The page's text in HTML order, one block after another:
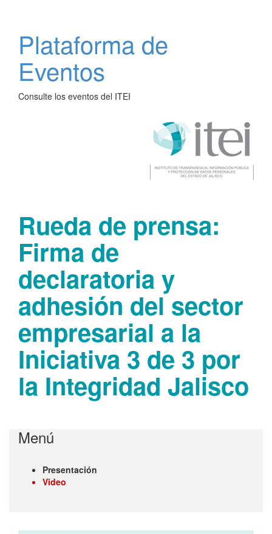
Plataforma de
Eventos
Consulte los eventos del ITEI
Rueda de prensa:
Firma de
declaratoria y
adhesión del sector
empresarial a la
Iniciativa 3 de 3 por
la Integridad Jalisco
Menú
Presentación
Video